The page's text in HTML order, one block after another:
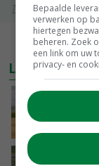
Zuivel NL
LAATSTE
Bepaalde
verwerken op
hiertegen
beheren. Zoek
een link om uw
privacy- en